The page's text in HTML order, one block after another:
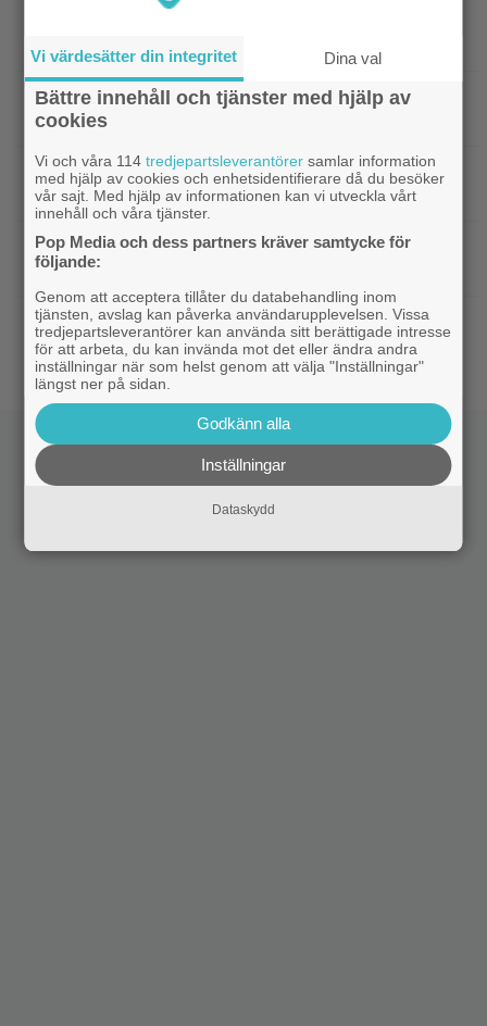
korar tidernas 100 bästa filmer
Exklusivt|”Svärtan”-stjärnan Linus Rogsgård om
sina favoritserier: ”En av de bästa…”
Streamingtips|Nu på Viaplay: ”Stiliserat våld och
gapskratt” i oförutsägbar thriller från 2008
Netflix|3 nya filmer på Netflix: Oscarsvinnaren
från 2025 klättrar på topplistan
Bioaktuellt|Efter 25 Beckfilmer – Anna Asp
hoppas nya filmen blir en snackis
Vi värdesätter din integritet Dina val
Bättre innehåll och tjänster med hjälp av
cookies
Vi och våra 114tredjepartsleverantörer samlar information
med hjälp av cookies och enhetsidentifierare då du besöker
vår sajt. Med hjälp av informationen kan vi utveckla vårt
innehåll och våra tjänster.
Pop Media och dess partners kräver samtycke för
följande:
Genom att acceptera tillåter du databehandling inom
tjänsten, avslag kan påverka användarupplevelsen. Vissa
tredjepartsleverantörer kan använda sitt berättigade intresse
för att arbeta, du kan invända mot det eller ändra andra
inställningar när som helst genom att välja "Inställningar"
längst ner på sidan.
Godkänn alla
Inställningar
Dataskydd